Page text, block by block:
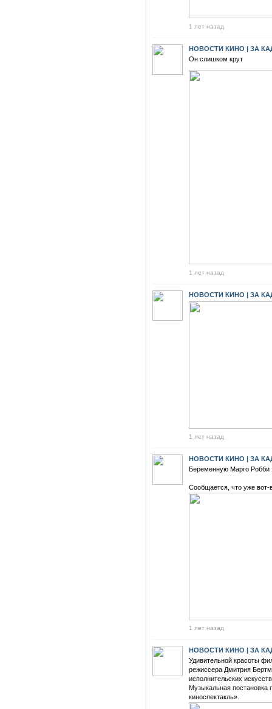
1 лет назад
НОВОСТИ КИНО | ЗА
Он слишком крут
1 лет назад
НОВОСТИ КИНО | ЗА
1 лет назад
НОВОСТИ КИНО | ЗА
Беременную Марго Робби
Сообщается, что уже вот-
1 лет назад
НОВОСТИ КИНО | ЗА
Удивительной красоты
режиссера Дмитрия
исполнительских
Музыкальная постановка
киноспектакль».